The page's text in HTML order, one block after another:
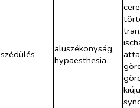
szédülés
aluszékonyság,
hypaesthesia